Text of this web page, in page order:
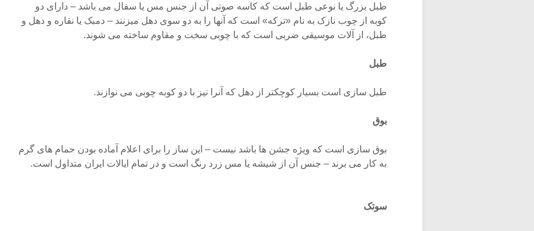
طبل بزرگ یا نوعی طبل است که کاسه صوتی آن از جنس مس یا سفال می باشد – دارای دو
کوبه از چوب نازک به نام «ترکه» است که آنها را به دو سوی دهل میزنند – دمبک یا نقاره و دهل و
طبل، از آلات موسیقی ضربی است که با چوبی سخت و مقاوم ساخته می شوند.
طبل
طبل سازی است بسیار کوچکتر از دهل که آنرا نیز با دو کوبه چوبی می نوازند.
بوق
بوق سازی است که ویژه جشن ها باشد نیست – این ساز را برای اعلام آماده بودن حمام های گرم
به کار می برند – جنس آن از شیشه یا مس زرد رنگ است و در تمام ایالات ایران متداول است.
سوتک